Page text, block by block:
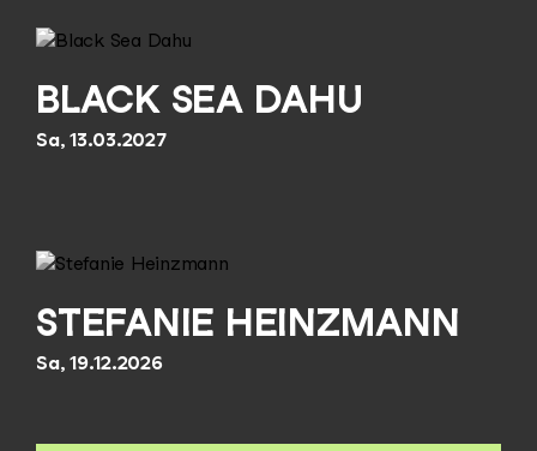
BLACK SEA DAHU
Sa, 13.03.2027
STEFANIE HEINZMANN
Sa, 19.12.2026